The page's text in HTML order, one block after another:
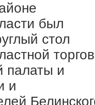
был
стол
палаты и
и